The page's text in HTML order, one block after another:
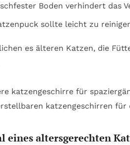
Boden verhindert das
sollte leicht zu
es älteren Katzen, die
eines altersgerechten